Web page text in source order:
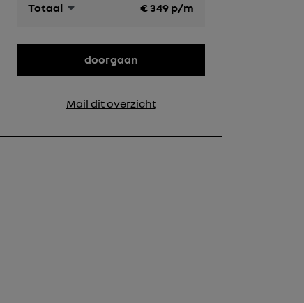
Totaal €349 p/m
doorgaan
Mail dit overzicht